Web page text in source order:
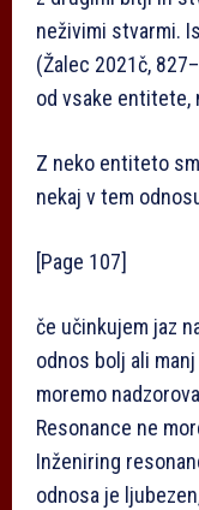
neživimi stvarmi.
(Žalec 2021č,
od vsake entitete,
Z neko entiteto
nekaj v tem
[Page 107]
če učinkujem jaz
odnos bolj ali
moremo
Resonance ne
Inženiring
odnosa je